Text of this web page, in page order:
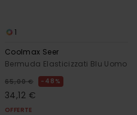
1
Coolmax Seer
Bermuda Elasticizzati Blu Uomo
65,00 € 48%
34,12 €
OFFERTE